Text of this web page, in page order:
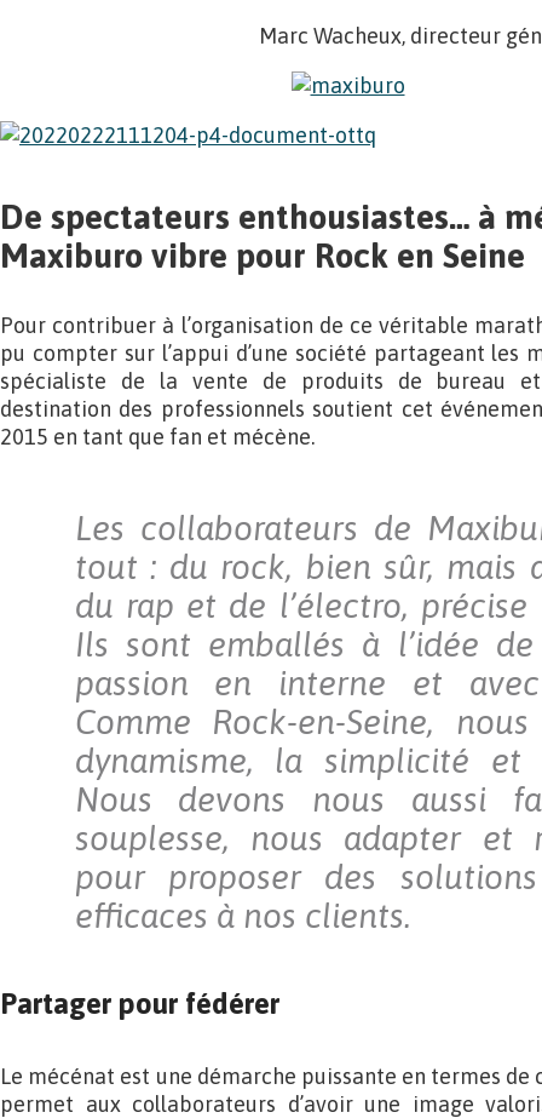
Marc Wacheux, directeur
De spectateurs enthousiastes… à
Maxiburo vibre pour Rock en Seine
Pour contribuer à l’organisation de ce véritable
pu compter sur l’appui d’une société partageant les
spécialiste de la vente de produits de bureau
destination des professionnels soutient cet
2015 en tant que fan et mécène.
Les collaborateurs de
tout : du rock, bien sûr, mais
du rap et de l’électro, précise
Ils sont emballés à l’idée
passion en interne et
Comme Rock-en-Seine,
dynamisme, la simplicité et
Nous devons nous aussi
souplesse, nous adapter et
pour proposer des
efficaces à nos clients.
Partager pour fédérer
Le mécénat est une démarche puissante en termes
permet aux collaborateurs d’avoir une image